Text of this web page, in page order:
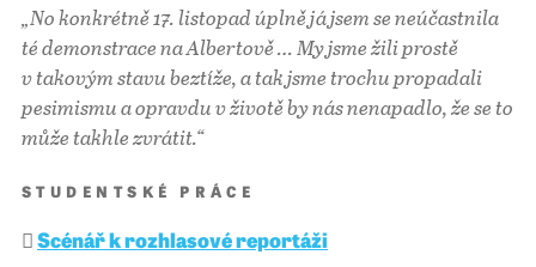
„No konkrétně 17. listopad úplně já jsem se neúčastnila
té demonstrace na Albertově … My jsme žili prostě
v takovým stavu beztíže, a tak jsme trochupropadali
pesimismu a opravdu v životě by nás nenapadlo, že se to
může takhle zvrátit.“
STUDENTSKÉ PRÁCE
Scénář k rozhlasové reportáži